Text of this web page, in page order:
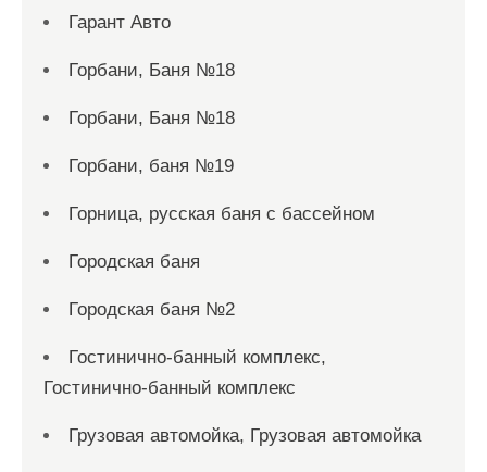
Гарант Авто
Горбани, Баня №18
Горбани, Баня №18
Горбани, баня №19
Горница, русская баня с бассейном
Городская баня
Городская баня №2
Гостинично-банный комплекс,
Гостинично-банный комплекс
Грузовая автомойка, Грузовая автомойка